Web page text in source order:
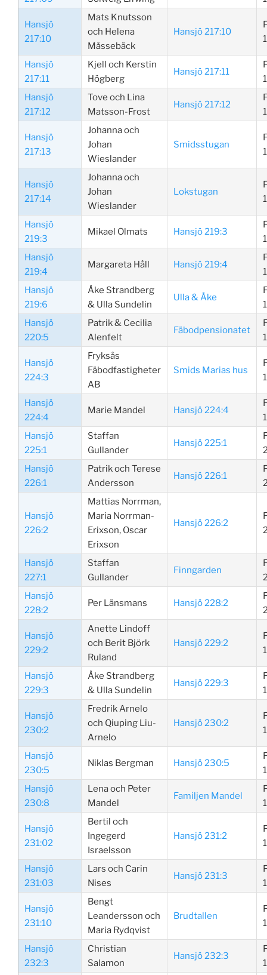
Hansjö
217:10
Mats Knutsson
och Helena
Måssebäck
Hansjö 217:10
Hansjö
217:11
Kjell och Kerstin
Högberg
Hansjö 217:11
Hansjö
217:12
Tove och Lina
Matsson-Frost
Hansjö 217:12
Hansjö
217:13
Johanna och
Johan
Wieslander
Smidsstugan
Hansjö
217:14
Johanna och
Johan
Wieslander
Lokstugan
Hansjö
219:3
Mikael Olmats Hansjö 219:3
Hansjö
219:4
Margareta Håll Hansjö 219:4
Hansjö
219:6
Åke Strandberg
& Ulla Sundelin
Ulla & Åke
Hansjö
220:5
Patrik & Cecilia
Alenfelt
Fäbodpensionatet
Hansjö
224:3
Fryksås
Fäbodfastigheter
AB
Smids Marias hus
Hansjö
224:4
Marie Mandel Hansjö 224:4
Hansjö
225:1
Staffan
Gullander
Hansjö 225:1
Hansjö
226:1
Patrik och Terese
Andersson
Hansjö 226:1
Hansjö
226:2
Mattias Norrman,
Maria Norrman-
Erixson, Oscar
Erixson
Hansjö 226:2
Hansjö
227:1
Staffan
Gullander
Finngarden
Hansjö
228:2
Per Länsmans Hansjö 228:2
Hansjö
229:2
Anette Lindoff
och Berit Björk
Ruland
Hansjö 229:2
Hansjö
229:3
Åke Strandberg
& Ulla Sundelin
Hansjö 229:3
Hansjö
230:2
Fredrik Arnelo
och Qiuping Liu-
Arnelo
Hansjö 230:2
Hansjö
230:5
Niklas Bergman Hansjö 230:5
Hansjö
230:8
Lena och Peter
Mandel
Familjen Mandel
Hansjö
231:02
Bertil och
Ingegerd
Israelsson
Hansjö 231:2
Hansjö
231:03
Lars och Carin
Nises
Hansjö 231:3
Hansjö
231:10
Bengt
Leandersson och
Maria Rydqvist
Brudtallen
Hansjö
232:3
Christian
Salamon
Hansjö 232:3